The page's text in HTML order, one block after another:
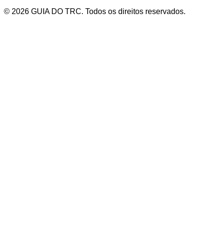
© 2026 GUIA DO TRC. Todos os direitos reservados.